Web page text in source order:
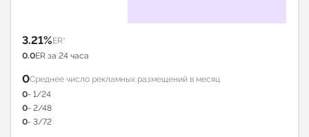
3.21%ER*
0.0ER за 24 часа
0Среднее число рекламных размещений в месяц
0- 1/24
0- 2/48
0- 3/72